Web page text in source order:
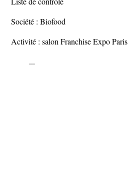
Société : Biofood
Activité : salon Franchise Expo Paris
...